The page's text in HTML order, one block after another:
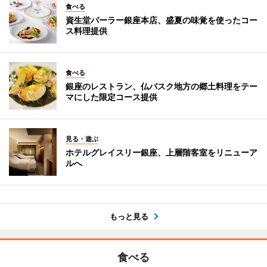
食べる
資生堂パーラー銀座本店、盛夏の味覚を使ったコー
ス料理提供
食べる
銀座のレストラン、仏バスク地方の郷土料理をテー
マにした限定コース提供
見る・遊ぶ
ホテルグレイスリー銀座、上層階客室をリニューア
ルへ
もっと見る
食べる